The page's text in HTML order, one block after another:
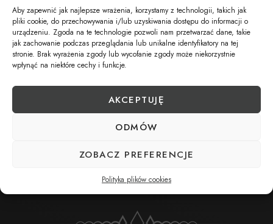
Aby zapewnić jak najlepsze wrażenia, korzystamy z technologii, takich jak
pliki cookie, do przechowywania i/lub uzyskiwania dostępu do informacji o
urządzeniu. Zgoda na te technologie pozwoli nam przetwarzać dane, takie
jak zachowanie podczas przeglądania lub unikalne identyfikatory na tej
stronie. Brak wyrażenia zgody lub wycofanie zgody może niekorzystnie
wpłynąć na niektóre cechy i funkcje.
AKCEPTUJĘ
ODMÓW
ZOBACZ PREFERENCJE
Polityka plików cookies
Plac Jana Pawła II 1
Wyprowadzenie do grobu o godz.17:00
Cmentarz: Leśna
Brata Alberta
UDOSTĘPNIJ NEKROLOG
POBIERZ POWIADOMIENIE SMS